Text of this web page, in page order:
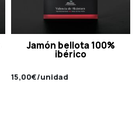
Jamón bellota 100%
ibérico
15,00€/unidad